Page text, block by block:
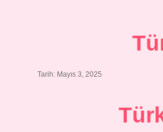
Tarih: Mayıs 3, 2025